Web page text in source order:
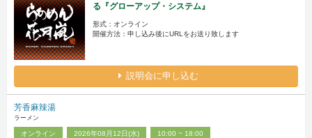
る『グローアップ・システム』
形式：オンライン
開催方法：申し込み後にURLをお送り致します
説明会に申し込む
芳香麻辣湯
ラーメン
オンライン 2026年08月12日(水) 10:00 ~ 18:00